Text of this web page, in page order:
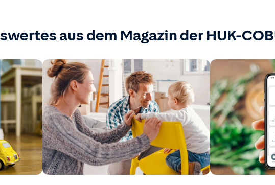
aus dem Magazin der HUK-